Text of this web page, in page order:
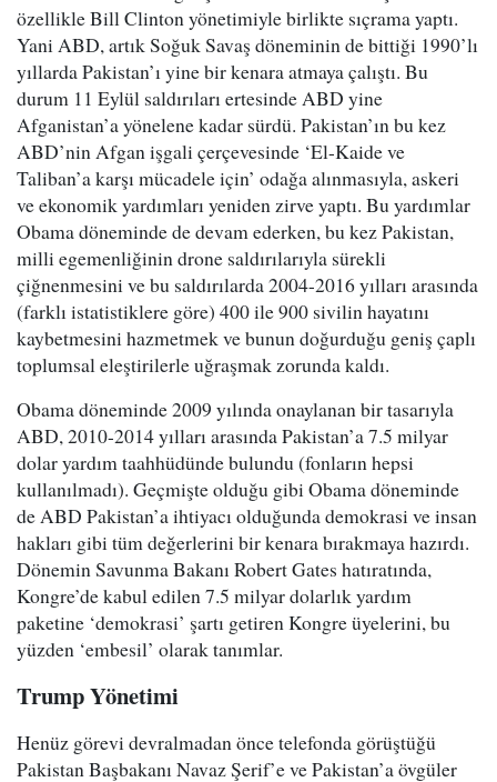
özellikle Bill Clinton yönetimiyle birlikte sıçrama yaptı.
Yani ABD, artık Soğuk Savaş döneminin de bittiği 1990’lı
yıllarda Pakistan’ı yine bir kenara atmaya çalıştı. Bu
durum 11 Eylül saldırıları ertesinde ABD yine
Afganistan’a yönelene kadar sürdü. Pakistan’ın bu kez
ABD’nin Afgan işgali çerçevesinde ‘El-Kaide ve
Taliban’a karşı mücadele için’ odağa alınmasıyla, askeri
ve ekonomik yardımları yeniden zirve yaptı. Bu yardımlar
Obama döneminde de devam ederken, bu kez Pakistan,
milli egemenliğinin drone saldırılarıyla sürekli
çiğnenmesini ve bu saldırılarda 2004-2016 yılları arasında
(farklı istatistiklere göre) 400 ile 900 sivilin hayatını
kaybetmesini hazmetmek ve bunun doğurduğu geniş çaplı
toplumsal eleştirilerle uğraşmak zorunda kaldı.
Obama döneminde 2009 yılında onaylanan bir tasarıyla
ABD, 2010-2014 yılları arasında Pakistan’a 7.5 milyar
dolar yardım taahhüdünde bulundu (fonların hepsi
kullanılmadı). Geçmişte olduğu gibi Obama döneminde
de ABD Pakistan’a ihtiyacı olduğunda demokrasi ve insan
hakları gibi tüm değerlerini bir kenara bırakmaya hazırdı.
Dönemin Savunma Bakanı Robert Gates hatıratında,
Kongre’de kabul edilen 7.5 milyar dolarlık yardım
paketine ‘demokrasi’ şartı getiren Kongre üyelerini, bu
yüzden ‘embesil’ olarak tanımlar.
Trump Yönetimi
Henüz görevi devralmadan önce telefonda görüştüğü
Pakistan Başbakanı Navaz Şerif’e ve Pakistan’a övgüler